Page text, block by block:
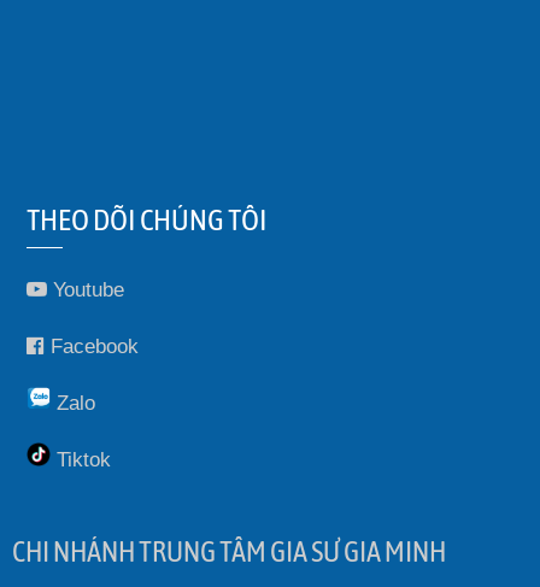
THEO DÕI CHÚNG TÔI
Youtube
Facebook
Zalo
Tiktok
CHI NHÁNH TRUNG TÂM GIA SƯ GIA MINH